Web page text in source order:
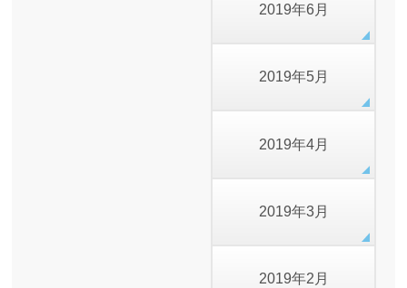
2019年6月
2019年5月
2019年4月
2019年3月
2019年2月